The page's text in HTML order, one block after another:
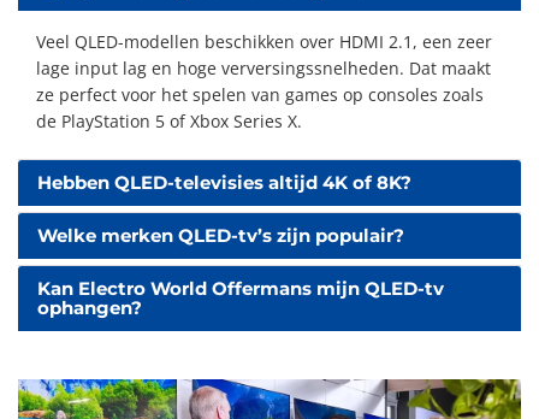
Veel QLED-modellen beschikken over HDMI 2.1, een zeer
lage input lag en hoge verversingssnelheden. Dat maakt
ze perfect voor het spelen van games op consoles zoals
de PlayStation 5 of Xbox Series X.
Hebben QLED-televisies altijd 4K of 8K?
Welke merken QLED-tv’s zijn populair?
Kan Electro World Offermans mijn QLED-tv
ophangen?